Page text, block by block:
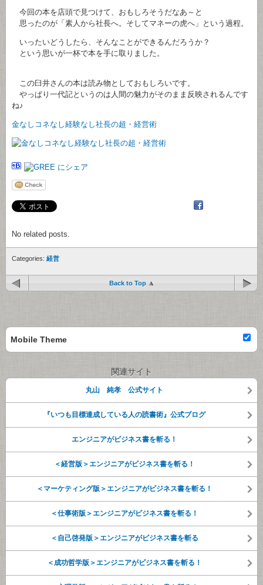
今回の本を店頭で見つけて、おもしろそうだなあ～と
思ったのが「素人から社長へ。そしてマネーの虎へ」という過程。
いったいどうしたら、そんなことができるんだろうか？
という思いが一杯で本を手に取りました。
この臼井さんの本は読み物としておもしろいです。
やっぱり一代記というのは人間の魅力がそのまま反映されるんです
ね♪
金なしコネなし経験なし社長の超・経営術
No related posts.
Categories: 経営
Back to Top
Mobile Theme
関連サイト
丸山 純孝 公式サイト
『いつも目標達成している人の読書術』公式ブログ
エンジニアがビジネス書を斬る！
＜経営版＞エンジニアがビジネス書を斬る！
＜マーケティング版＞エンジニアがビジネス書を斬る！
＜仕事術版＞エンジニアがビジネス書を斬る！
＜自己啓発版＞エンジニアがビジネス書を斬る
＜成功哲学版＞エンジニアがビジネス書を斬る！